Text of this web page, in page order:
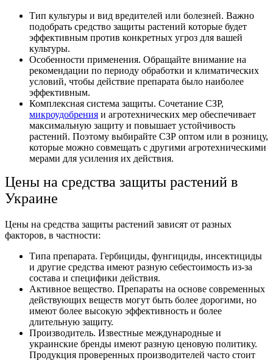
Тип культуры и вид вредителей или болезней. Важно
подобрать средство защиты растений которые будет
эффективным против конкретных угроз для вашей
культуры.
Особенности применения. Обращайте внимание на
рекомендации по периоду обработки и климатических
условий, чтобы действие препарата было наиболее
эффективным.
Комплексная система защиты. Сочетание СЗР,
микроудобрения и агротехнических мер обеспечивает
максимальную защиту и повышает устойчивость
растений. Поэтому выбирайте СЗР оптом или в розницу,
которые можно совмещать с другими агротехническими
мерами для усиления их действия.
Цены на средства защиты растений в
Украине
Цены на средства защиты растений зависят от разных
факторов, в частности:
Типа препарата. Гербициды, фунгициды, инсектициды
и другие средства имеют разную себестоимость из-за
состава и специфики действия.
Активное вещество. Препараты на основе современных
действующих веществ могут быть более дорогими, но
имеют более высокую эффективность и более
длительную защиту.
Производитель. Известные международные и
украинские бренды имеют разную ценовую политику.
Продукция проверенных производителей часто стоит